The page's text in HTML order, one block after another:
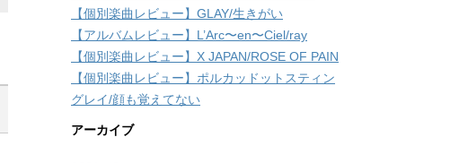
【個別楽曲レビュー】GLAY/生きがい
【アルバムレビュー】L’Arc〜en〜Ciel/ray
【個別楽曲レビュー】X JAPAN/ROSE OF PAIN
【個別楽曲レビュー】ポルカッドットスティン
グレイ/顔も覚えてない
アーカイブ